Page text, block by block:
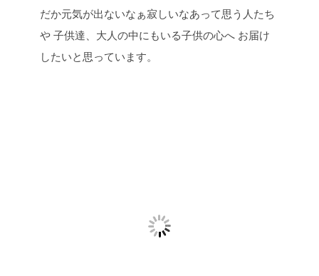
だか元気が出ないなぁ寂しいなあって思う人たち
や 子供達、大人の中にもいる子供の心へ お届け
したいと思っています。